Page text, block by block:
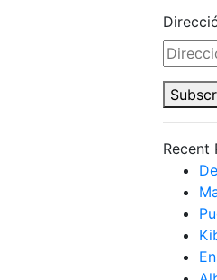
Recent